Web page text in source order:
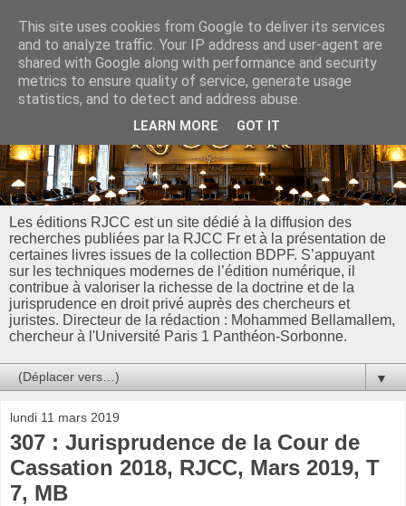
Les éditions RJCC est un site dédié à la diffusion des
recherches publiées par la RJCC Fr et à la présentation de
certaines livres issues de la collection BDPF. S’appuyant
sur les techniques modernes de l’édition numérique, il
contribue à valoriser la richesse de la doctrine et de la
jurisprudence en droit privé auprès des chercheurs et
juristes. Directeur de la rédaction : Mohammed Bellamallem,
chercheur à l'Université Paris 1 Panthéon-Sorbonne.
▼
lundi 11 mars 2019
307 : Jurisprudence de la Cour de
Cassation 2018, RJCC, Mars 2019, T
7, MB
This site uses cookies from Google to deliver its services
and to analyze traffic. Your IP address and user-agent are
shared with Google along with performance and security
metrics to ensure quality of service, generate usage
statistics, and to detect and address abuse.
LEARN MORE GOT IT